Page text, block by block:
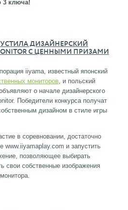
3 ключа!
ДИЗАЙНЕРСКИЙ
С ЦЕННЫМИ ПРИЗАМИ
iiyama, известный японский
мониторов , и польский
о начале дизайнерского
Победители конкурса получат
дизайном в стиле игры
в соревновании, достаточно
www.iiyamaplay.com и запустить
позволяющее выбирать
свои собственные изображения